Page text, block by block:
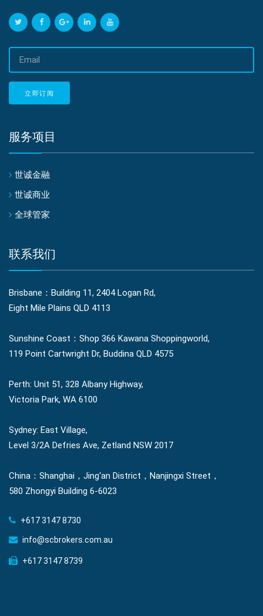
立即订阅
服务项目
世诚金融
世诚商业
全球管家
联系我们
Brisbane：Building 11, 2404 Logan Rd,
Eight Mile Plains QLD 4113
Sunshine Coast：Shop 366 Kawana Shoppingworld,
119 Point Cartwright Dr, Buddina QLD 4575
Perth: Unit 51, 328 Albany Highway,
Victoria Park, WA 6100
Sydney: East Village,
Level 3/2A Defries Ave, Zetland NSW 2017
China：Shanghai，Jing‘an District，Nanjingxi Street，
580 Zhongyi Building 6-6023
+617 3147 8730
info@scbrokers.com.au
+617 3147 8739